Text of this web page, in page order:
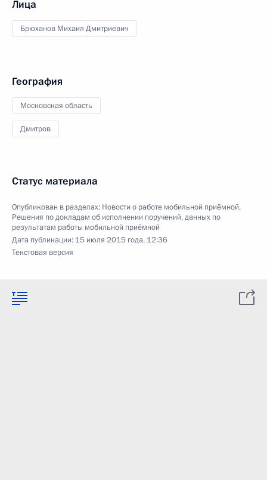
Лица
Брюханов Михаил Дмитриевич
География
Московская область
Дмитров
Статус материала
Опубликован в разделах: Новости о работе мобильной приёмной,
Решения по докладам об исполнении поручений, данных по
результатам работы мобильной приёмной
Дата публикации: 15 июля 2015 года, 12:36
Текстовая версия